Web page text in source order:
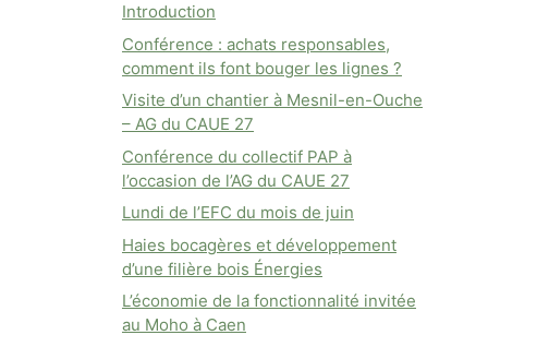
Introduction
Conférence : achats responsables,
comment ils font bouger les lignes ?
Visite d’un chantier à Mesnil-en-Ouche
– AG du CAUE 27
Conférence du collectif PAP à
l’occasion de l’AG du CAUE 27
Lundi de l’EFC du mois de juin
Haies bocagères et développement
d’une filière bois Énergies
L’économie de la fonctionnalité invitée
au Moho à Caen